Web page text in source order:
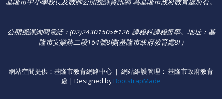
公開授課詢問電話：(02)24301505#126-課程科課程督學。 地址：基
隆市安樂路二段164號8樓(基隆市政府教育處8F)
網站空間提供：基隆市教育網路中心 ｜ 網站維護管理： 基隆市政府教育
處 | Designed by BootstrapMade